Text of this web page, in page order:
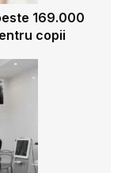
169.000
copii